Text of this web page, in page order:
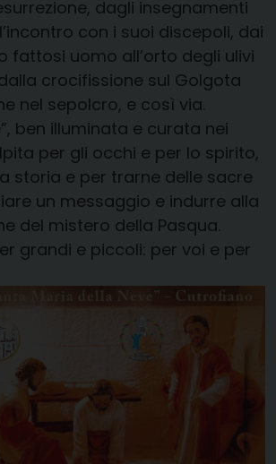
dagli insegnamenti
con i suoi discepoli, dai
fattosi uomo all’orto degli ulivi
crocifissione sul Golgota
nel sepolcro, e così via.
ben illuminata e curata nei
per gli occhi e per lo spirito,
storia e per trarne delle sacre
un messaggio e indurre alla
del mistero della Pasqua.
grandi e piccoli: per voi e per